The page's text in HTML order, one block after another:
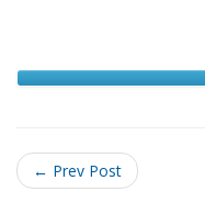
← Prev Post